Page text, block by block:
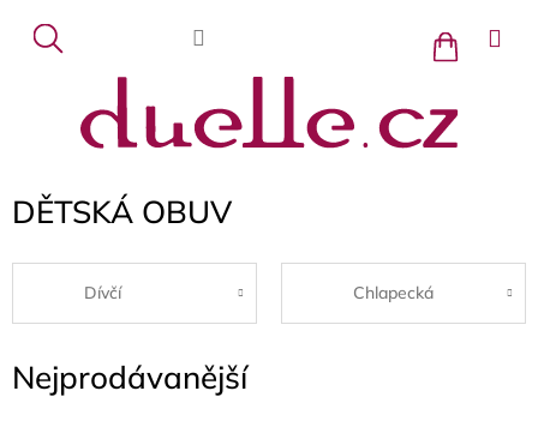
obsah
Nákupní
košík
DĚTSKÁ OBUV
Dívčí Chlapecká
Nejprodávanější